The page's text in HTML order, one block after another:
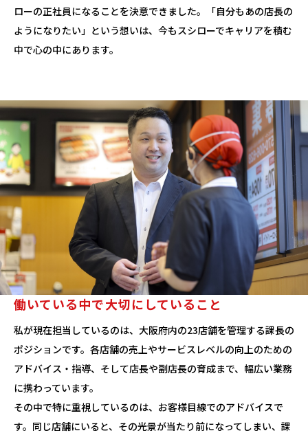
ローの正社員になることを決意できました。「自分もあの店長の
ようになりたい」という想いは、今もスシローでキャリアを積む
中で心の中にあります。
働いている中で大切にしていること
私が現在担当しているのは、大阪府内の23店舗を管理する課長の
ポジションです。各店舗の売上やサービスレベルの向上のための
アドバイス・指導、そして店長や副店長の育成まで、幅広い業務
に携わっています。
その中で特に重視しているのは、お客様目線でのアドバイスで
す。同じ店舗にいると、その光景が当たり前になってしまい、課